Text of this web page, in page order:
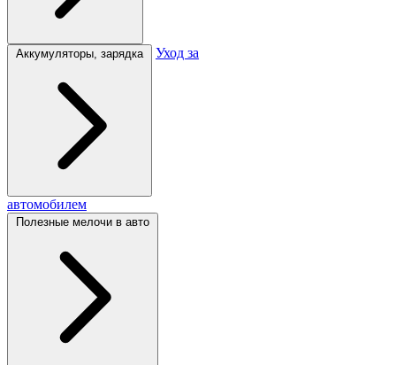
Аккумуляторы, зарядка Уход за
автомобилем
Полезные мелочи в авто